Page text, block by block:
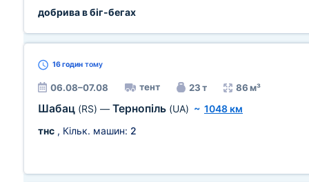
добрива в біг-бегах
16 годин тому
06.08–07.08 тент 23 т 86 м³
Шабац (RS) — Тернопіль (UA) ~ 1048 км
тнс , Кільк. машин: 2